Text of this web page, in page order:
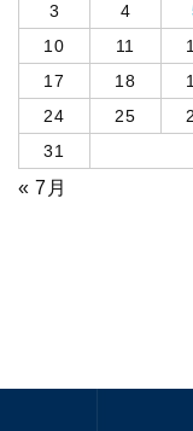
3
4
10
11
17
18
24
25
31
« 7月